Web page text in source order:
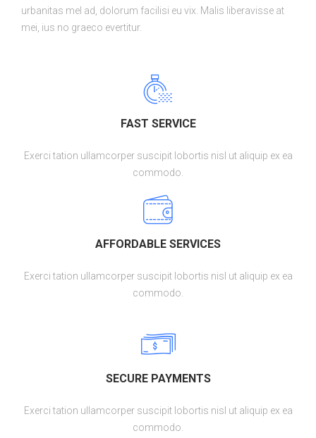
urbanitas mel ad, dolorum facilisi eu vix. Malis liberavisse at
mei, ius no graeco evertitur.
FAST SERVICE
Exerci tation ullamcorper suscipit lobortis nisl ut aliquip ex ea
commodo.
AFFORDABLE SERVICES
Exerci tation ullamcorper suscipit lobortis nisl ut aliquip ex ea
commodo.
SECURE PAYMENTS
Exerci tation ullamcorper suscipit lobortis nisl ut aliquip ex ea
commodo.